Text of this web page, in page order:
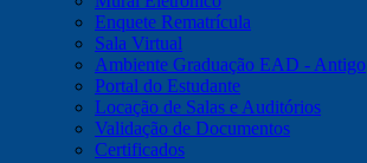
Enquete Rematrícula
Sala Virtual
Ambiente Graduação EAD - Antigo
Portal do Estudante
Locação de Salas e Auditórios
Validação de Documentos
Certificados